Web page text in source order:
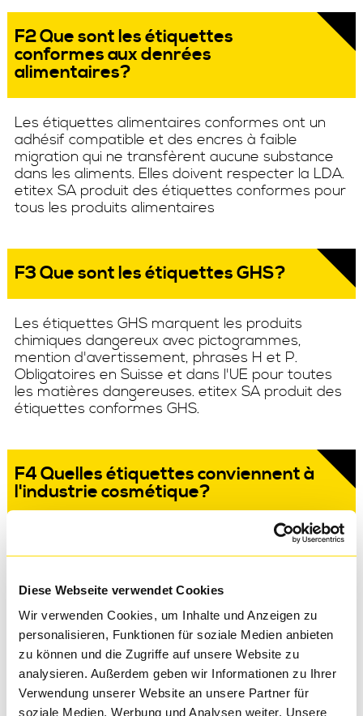
Diese Webseite verwendet Cookies
Wir verwenden Cookies, um Inhalte und Anzeigen zu
personalisieren, Funktionen für soziale Medien anbieten
zu können und die Zugriffe auf unsere Website zu
analysieren. Außerdem geben wir Informationen zu Ihrer
Verwendung unserer Website an unsere Partner für
soziale Medien, Werbung und Analysen weiter. Unsere
F2 Que sont les étiquettes
conformes aux denrées
alimentaires?
Les étiquettes alimentaires conformes ont un
adhésif compatible et des encres à faible
migration qui ne transfèrent aucune substance
dans les aliments. Elles doivent respecter la LDA.
etitex SA produit des étiquettes conformes pour
tous les produits alimentaires
F3 Que sont les étiquettes GHS?
Les étiquettes GHS marquent les produits
chimiques dangereux avec pictogrammes,
mention d'avertissement, phrases H et P.
Obligatoires en Suisse et dans l'UE pour toutes
les matières dangereuses. etitex SA produit des
étiquettes conformes GHS.
F4 Quelles étiquettes conviennent à
l'industrie cosmétique?
Les étiquettes cosmétiques doivent être
résistantes à l'humidité et imperméables aux
cosmétiques en film PP ou PE avec finitions –
dorure à chaud, impression en relief, Soft-Touch
et No-Label-Look.